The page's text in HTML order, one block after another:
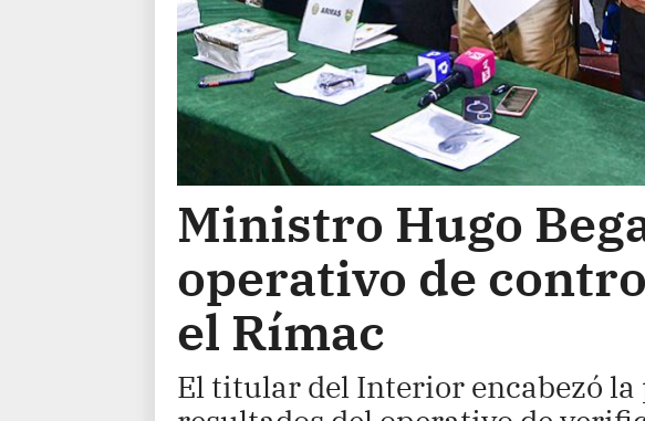
Ministro Hugo
operativo de
el Rímac
El titular del Interior encabezó la